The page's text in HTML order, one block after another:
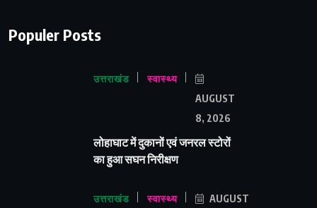
Populer Posts
उत्तराखंड स्वास्थ्य
AUGUST
8, 2026
लोहाघाट में दुकानों एवं जनरल स्टोरों
का हुआ सघन निरीक्षण
उत्तराखंड स्वास्थ्य
AUGUST